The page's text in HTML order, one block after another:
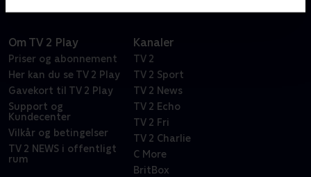
Om TV 2 Play
Priser og abonnement
Her kan du se TV 2 Play
Gavekort til TV 2 Play
Support og
Kundecenter
Vilkår og betingelser
TV 2 NEWS i offentligt
rum
Kanaler
TV 2
TV 2 Sport
TV 2 News
TV 2 Echo
TV 2 Fri
TV 2 Charlie
C More
BritBox